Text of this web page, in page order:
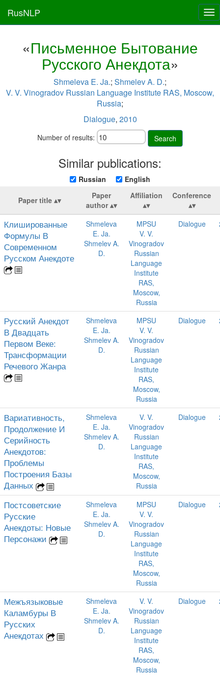
RusNLP
«Письменное Бытование
Русского Анекдота»
Shmeleva E. Ja.; Shmelev A. D.;
V. V. Vinogradov Russian Language Institute RAS, Moscow,
Russia;
Dialogue, 2010
Number of results: Search
Similar publications:
Russian English
Paper title
Paper
author
Affiliation Conference
Клишированные
Формулы В
Современном
Русском Анекдоте
Shmeleva
E. Ja.
Shmelev A.
D.
MPSU
V. V.
Vinogradov
Russian
Language
Institute
RAS,
Moscow,
Russia
Dialogue
Русский Анекдот
В Двадцать
Первом Веке:
Трансформации
Речевого Жанра
Shmeleva
E. Ja.
Shmelev A.
D.
MPSU
V. V.
Vinogradov
Russian
Language
Institute
RAS,
Moscow,
Russia
Dialogue
Вариативность,
Продолжение И
Серийность
Анекдотов:
Проблемы
Построения Базы
Данных
Shmeleva
E. Ja.
Shmelev A.
D.
V. V.
Vinogradov
Russian
Language
Institute
RAS,
Moscow,
Russia
Dialogue
Постсоветские
Русские
Анекдоты: Новые
Персонажи
Shmeleva
E. Ja.
Shmelev A.
D.
MPSU
V. V.
Vinogradov
Russian
Language
Institute
RAS,
Moscow,
Russia
Dialogue
Межъязыковые
Каламбуры В
Русских
Анекдотах
Shmeleva
E. Ja.
Shmelev A.
D.
V. V.
Vinogradov
Russian
Language
Institute
RAS,
Moscow,
Russia
Dialogue